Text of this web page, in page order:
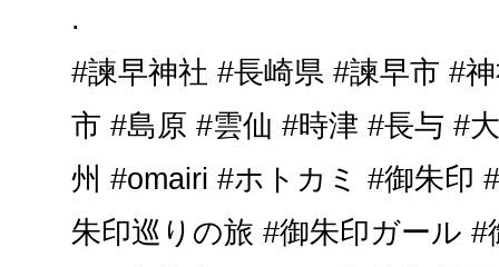
.
#諫早神社 #長崎県 #諫早市 #
市 #島原 #雲仙 #時津 #長与 #
州 #omairi #ホトカミ #御朱印
朱印巡りの旅 #御朱印ガール